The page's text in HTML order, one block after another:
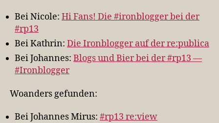
Bei Nicole: Hi Fans! Die #ironblogger bei der
#rp13
Bei Kathrin: Die Ironblogger auf der re:publica
Bei Johannes: Blogs und Bier bei der #rp13 —
#Ironblogger
Woanders gefunden:
Bei Johannes Mirus: #rp13 re:view